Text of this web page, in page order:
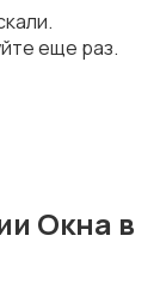
еще раз.
Окна в